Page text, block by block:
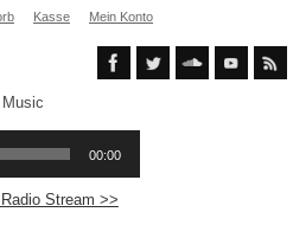
Kasse Mein Konto
Music
Stream >>